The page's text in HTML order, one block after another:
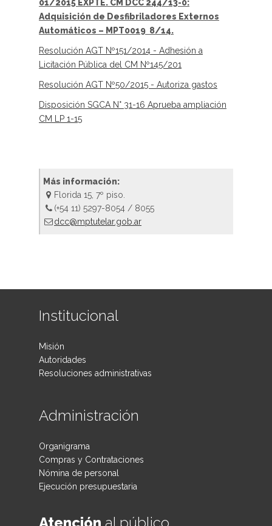
01/2015 EXPTE. CM DCC 244/13-0:
Adquisición de Desfibriladores Externos
Automáticos – MPT0019 8/14.
Resolución AGT Nº151/2014 - Adhesión a
Licitación Pública del CM Nº145/201
Resolución AGT Nº50/2015 - Autoriza gastos
Disposición SGCA N° 31-16 Aprueba ampliación
CM LP 1-15
Más información:
Florida 15, 7º piso.
(+54 11) 5297-8054 / 8055
dcc@mptutelar.gob.ar
Institucional
Misión
Autoridades
Resoluciones administrativas
Administración
Organigrama
Compras y Contrataciones
Nómina de personal
Ejecución presupuestaria